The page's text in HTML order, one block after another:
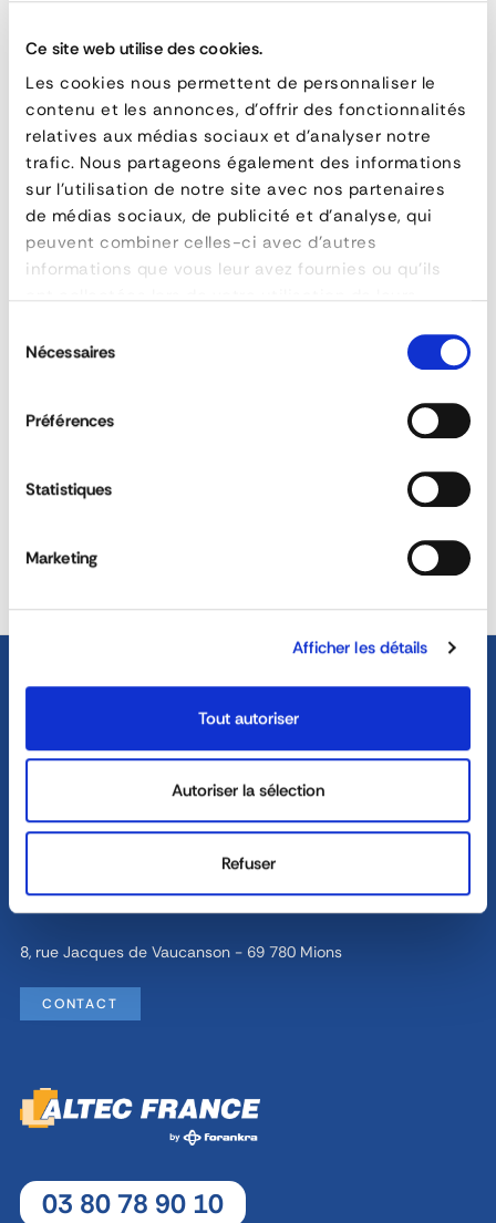
Ce site web utilise des cookies.
Les cookies nous permettent de personnaliser le
contenu et les annonces, d'offrir des fonctionnalités
relatives aux médias sociaux et d'analyser notre
trafic. Nous partageons également des informations
sur l'utilisation de notre site avec nos partenaires
de médias sociaux, de publicité et d'analyse, qui
peuvent combiner celles-ci avec d'autres
informations que vous leur avez fournies ou qu'ils
duNécessaires
Préférences
Statistiques
Marketing
Afficher les détails
Tout autoriser
Autoriser la sélection
Refuser
Raw
Steel
Weld-
on
Hinge
12
mm
ASK FOR A QUOTE
QUESTIONS & ANSWERS
Can customised sideboards be ordered?
sideboards?
CUSTOM SOLUTIONS
40 YEARS EXPERIENCE AT
DEDICATED SALES TEAM
04 72 45 01 20
8, rue Jacques de Vaucanson - 69 780 Mions
CONTACT
03 80 78 90 10